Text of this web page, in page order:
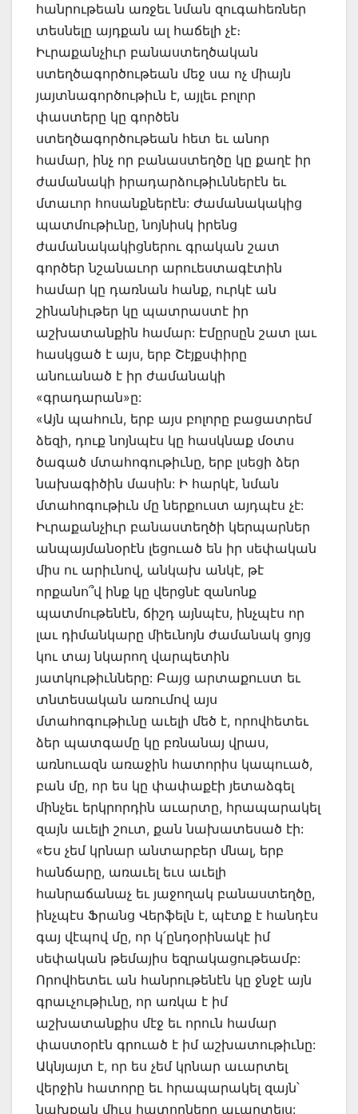
հանրութեան առջեւ նման զուգահեռներ
տեսնելը այդքան ալ հաճելի չէ։
Իւրաքանչիւր բանաստեղծական
ստեղծագործութեան մեջ սա ոչ միայն
յայտնագործութիւն է, այլեւ բոլոր
փաստերը կը գործեն
ստեղծագործութեան հետ եւ անոր
համար, ինչ որ բանաստեղծը կը քաղէ իր
ժամանակի իրադարձութիւններէն եւ
մտաւոր հոսանքներէն: Ժամանակակից
պատմութիւնը, նոյնիսկ իրենց
ժամանակակիցներու գրական շատ
գործեր նշանաւոր արուեստագէտին
համար կը դառնան հանք, ուրկէ ան
շինանիւթեր կը պատրաստէ իր
աշխատանքին համար: Էմըրսըն շատ լաւ
հասկցած է այս, երբ Շէյքսփիրը
անուանած է իր ժամանակի
«գրադարան»ը:
«Այն պահուն, երբ այս բոլորը բացատրեմ
ձեզի, դուք նոյնպէս կը հասկնաք մօտս
ծագած մտահոգութիւնը, երբ լսեցի ձեր
նախագիծին մասին: Ի հարկէ, նման
մտահոգութիւն մը ներքուստ այդպէս չէ:
Իւրաքանչիւր բանաստեղծի կերպարներ
անպայմանօրէն լեցուած են իր սեփական
միս ու արիւնով, անկախ անկէ, թէ
որքանո՞վ ինք կը վերցնէ զանոնք
պատմութենէն, ճիշդ այնպէս, ինչպէս որ
լաւ դիմանկարը միեւնոյն ժամանակ ցոյց
կու տայ նկարող վարպետին
յատկութիւնները: Բայց արտաքուստ եւ
տնտեսական առումով այս
մտահոգութիւնը աւելի մեծ է, որովհետեւ
ձեր պատգամը կը բռնանայ վրաս,
առնուազն առաջին հատորիս կապուած,
բան մը, որ ես կը փափաքէի յետաձգել
մինչեւ երկրորդին աւարտը, հրապարակել
զայն աւելի շուտ, քան նախատեսած էի:
«Ես չեմ կրնար անտարբեր մնալ, երբ
հանճարը, առաւել եւս աւելի
հանրաճանաչ եւ յաջողակ բանաստեղծը,
ինչպէս Ֆրանց Վերֆելն է, պէտք է հանդէս
գայ վէպով մը, որ կ՛ընդօրինակէ իմ
սեփական թեմայիս եզրակացութեամբ:
Որովհետեւ ան հանրութենէն կը ջնջէ այն
գրաւչութիւնը, որ առկա է իմ
աշխատանքիս մէջ եւ որուն համար
փաստօրէն գրուած է իմ աշխատութիւնը:
Ակնյայտ է, որ ես չեմ կրնար աւարտել
վերջին հատորը եւ հրապարակել զայն՝
նախքան միւս հատորները աւարտելս: